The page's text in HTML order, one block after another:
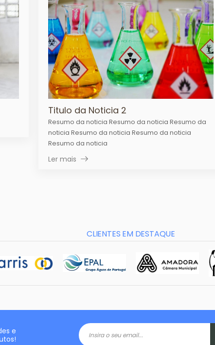
Titulo da Noticia 2
Resumo da noticia Resumo da noticia Resumo da
noticia Resumo da noticia Resumo da noticia
Resumo da noticia
Ler mais
CLIENTES EM DESTAQUE
e